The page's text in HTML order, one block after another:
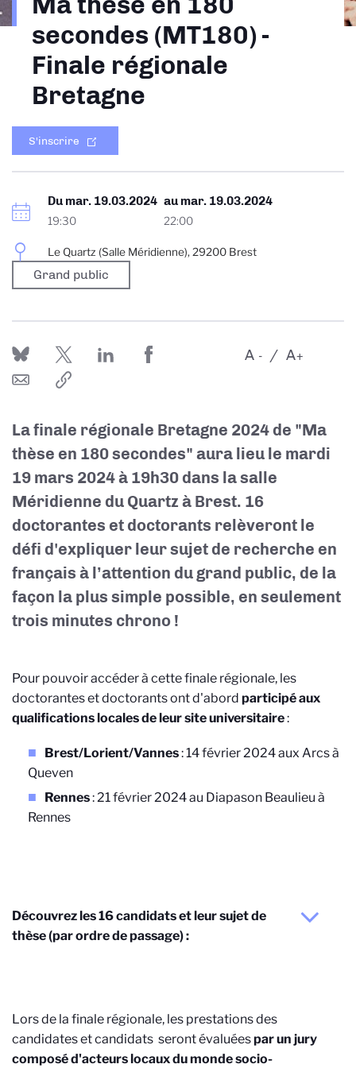
secondes (MT180) -
Finale régionale
Bretagne
S'inscrire
Du mar. 19.03.2024
19:30
au mar. 19.03.2024
22:00
Le Quartz (Salle Méridienne), 29200 Brest
Grand public
-
A +
A
La finale régionale Bretagne 2024 de "Ma
thèse en 180 secondes" aura lieu le mardi
19 mars 2024 à 19h30 dans la salle
Méridienne du Quartz à Brest. 16
doctorantes et doctorants relèveront le
défi d'expliquer leur sujet de recherche en
français à l’attention du grand public, de la
façon la plus simple possible, en seulement
trois minutes chrono !
Pour pouvoir accéder à cette finale régionale, les
doctorantes et doctorants ont d'abord participé aux
qualifications locales de leur site universitaire:
Brest/Lorient/Vannes: 14 février 2024 aux Arcs à
Queven
Rennes: 21 février 2024 au Diapason Beaulieu à
Rennes
Découvrez les 16 candidats et leur sujet de
thèse (par ordre de passage) :
Lors de la finale régionale, les prestations des
candidates et candidats seront évaluéespar un jury
composé d'acteurs locaux du monde socio-